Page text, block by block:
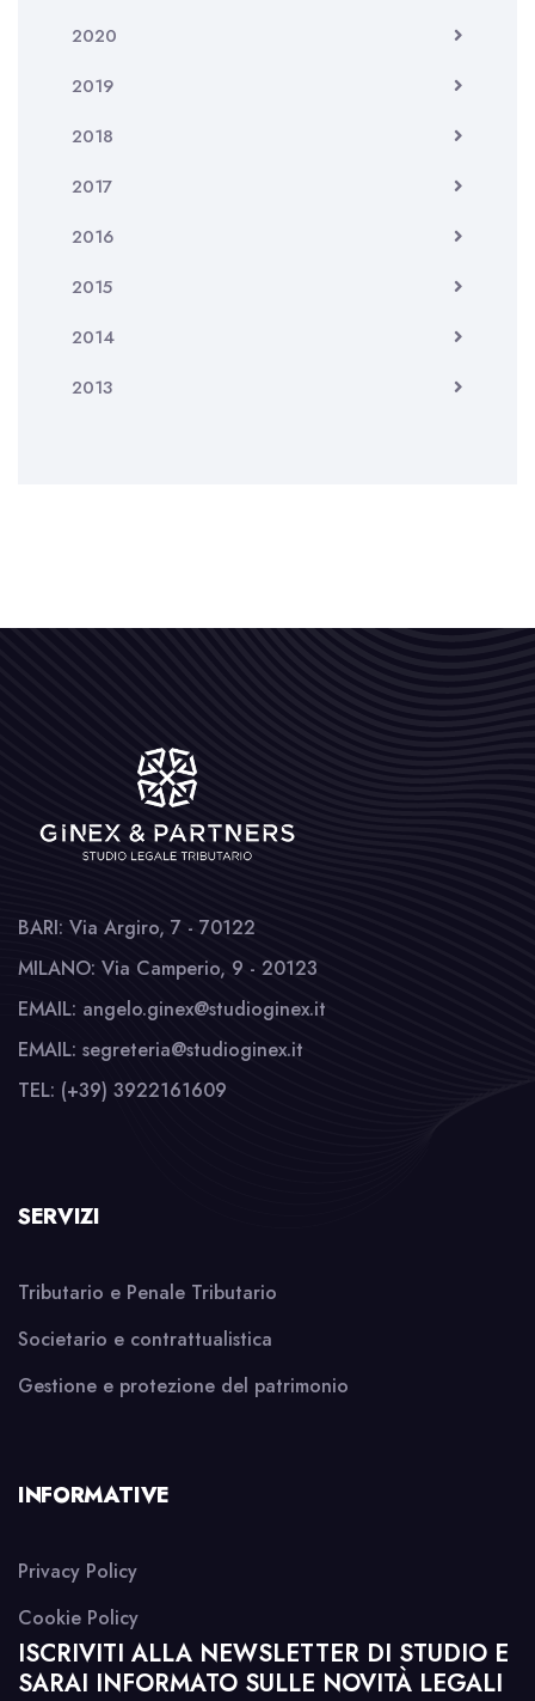
2020
2019
2018
2017
2016
2015
2014
2013
BARI: Via Argiro, 7 - 70122
MILANO: Via Camperio, 9 - 20123
EMAIL: angelo.ginex@studioginex.it
EMAIL: segreteria@studioginex.it
TEL: (+39) 3922161609
SERVIZI
Tributario e Penale Tributario
Societario e contrattualistica
Gestione e protezione del patrimonio
INFORMATIVE
Privacy Policy
Cookie Policy
ISCRIVITI ALLA NEWSLETTER DI STUDIO E
SARAI INFORMATO SULLE NOVITÀ LEGALI